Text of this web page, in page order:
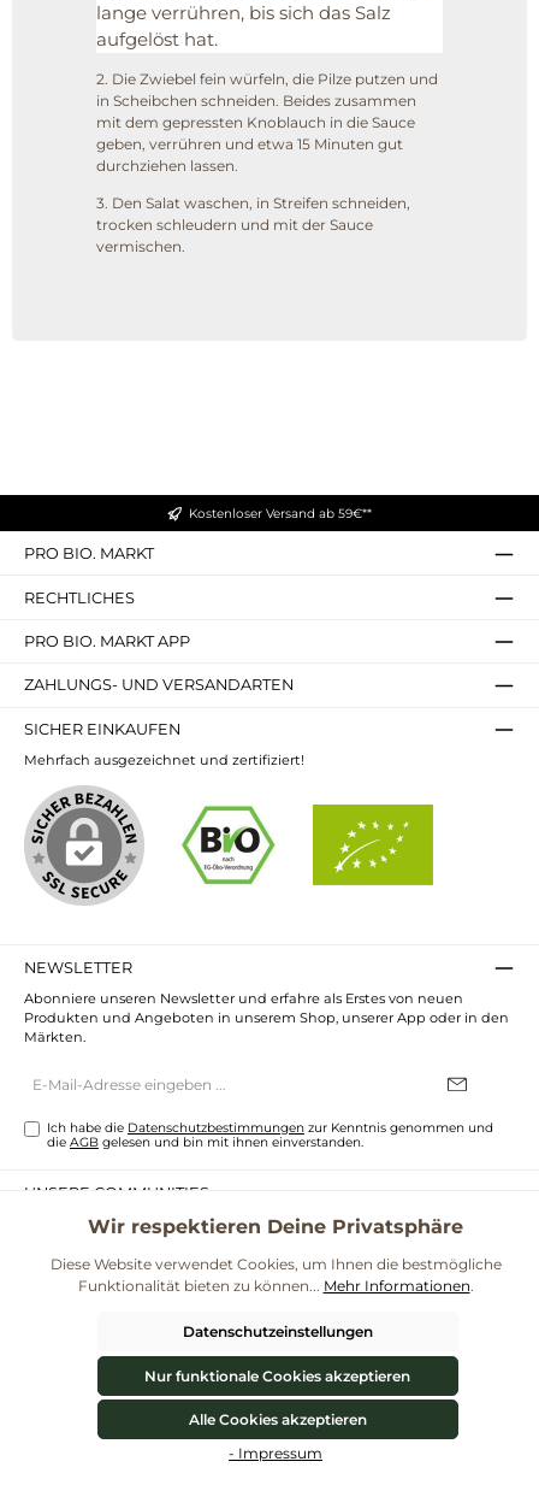
lange verrühren, bis sich das Salz
aufgelöst hat.
2. Die Zwiebel fein würfeln, die Pilze putzen und
in Scheibchen schneiden. Beides zusammen
mit dem gepressten Knoblauch in die Sauce
geben, verrühren und etwa 15 Minuten gut
durchziehen lassen.
3. Den Salat waschen, in Streifen schneiden,
trocken schleudern und mit der Sauce
vermischen.
Kostenloser Versand ab 59€**
PRO BIO. MARKT
RECHTLICHES
PRO BIO. MARKT APP
ZAHLUNGS- UND VERSANDARTEN
SICHER EINKAUFEN
Mehrfach ausgezeichnet und zertifiziert!
NEWSLETTER
Abonniere unseren Newsletter und erfahre als Erstes von neuen
Produkten und Angeboten in unserem Shop, unserer App oder in den
Märkten.
Mail-
Ich habe die Datenschutzbestimmungenzur Kenntnis genommen und
die AGBgelesen und bin mit ihnen einverstanden.
UNSERE COMMUNITIES
**Kostenloser Versand ab 59€ nur mit einem pro.bio MARKT Kundenkonto * Alle
Versandkostenund ggf.
© 2026 ProBiomarkt WebShop - Alle Rechte vorbehalten. Theme by
Vertrag widerrufen
Werkzeugleiste anzeigen
Wir respektieren Deine Privatsphäre
Diese Website verwendet Cookies, um Ihnen die bestmögliche
Funktionalität bieten zu können... Mehr Informationen.
Datenschutzeinstellungen
Nur funktionale Cookies akzeptieren
Alle Cookies akzeptieren
- Impressum